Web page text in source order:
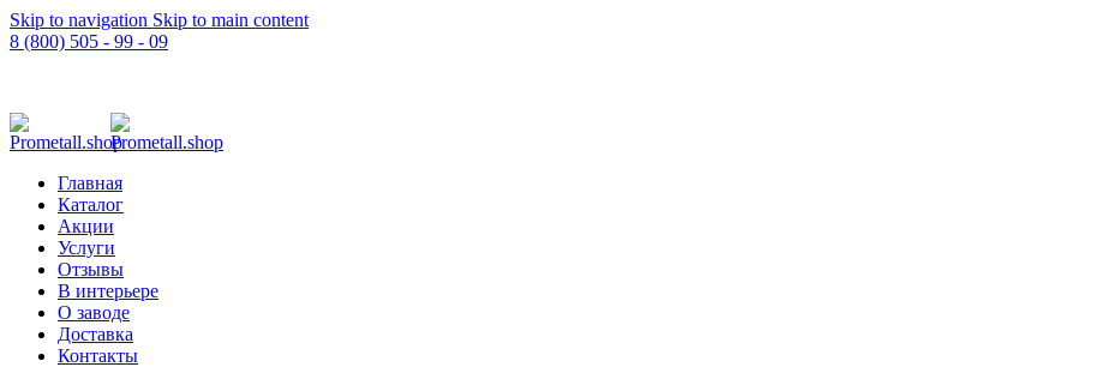
Skip to navigation Skip to main content
8 (800) 505 - 99 - 09
Главная
Каталог
Акции
Услуги
Отзывы
В интерьере
О заводе
Доставка
Контакты